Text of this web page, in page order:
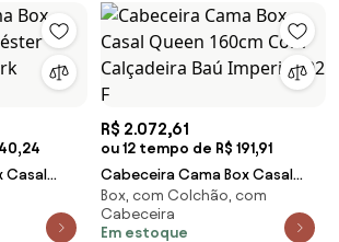
Casal
New
R$ 2.072,61
ou 12 tempo de R$ 191,91
Cabeceira Cama Box Casal
Queen 160cm Com Calçadeira
Baú Imperial J02 F
Box, com Colchão, com
Cabeceira
Em estoque